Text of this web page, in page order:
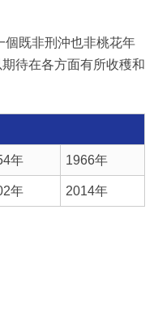
個既非刑沖也非桃花年
待在各方面有所收穫和
年 1966年
年 2014年